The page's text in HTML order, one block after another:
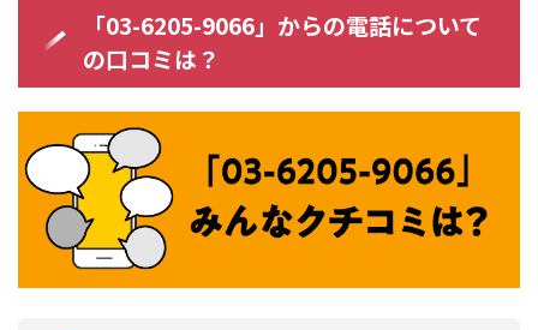
「03-6205-9066」からの電話について
の口コミは？